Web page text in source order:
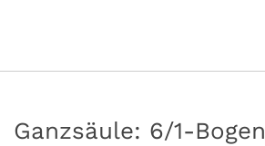
Ganzsäule: 6/1-Bogen